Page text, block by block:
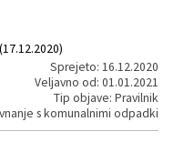
Sprejeto: 16.12.2020
Veljavno od: 01.01.2021
Tip objave: Pravilnik
s komunalnimi odpadki